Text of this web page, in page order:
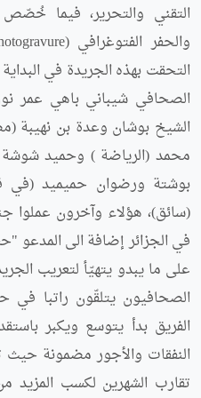
التقني والتحرير، فيما خُصّص
التحقت بهذه الجريدة في
الصحافي شيباني باهي عمر
الشيخ بوشان وعدة بن نهيبة
محمد (الرياضة ) وحميد شوشة
بوشتة ورضوان حميميد (في
(سائق)، هؤلاء وآخرون عملوا
في الجزائر إضافة الى
على ما يبدو يتهيّأ لتعريب
الفريق بدأ يتوسع ويكبر
النفقات والأجور مضمونة
تقارب الشهرين لكسب المزيد